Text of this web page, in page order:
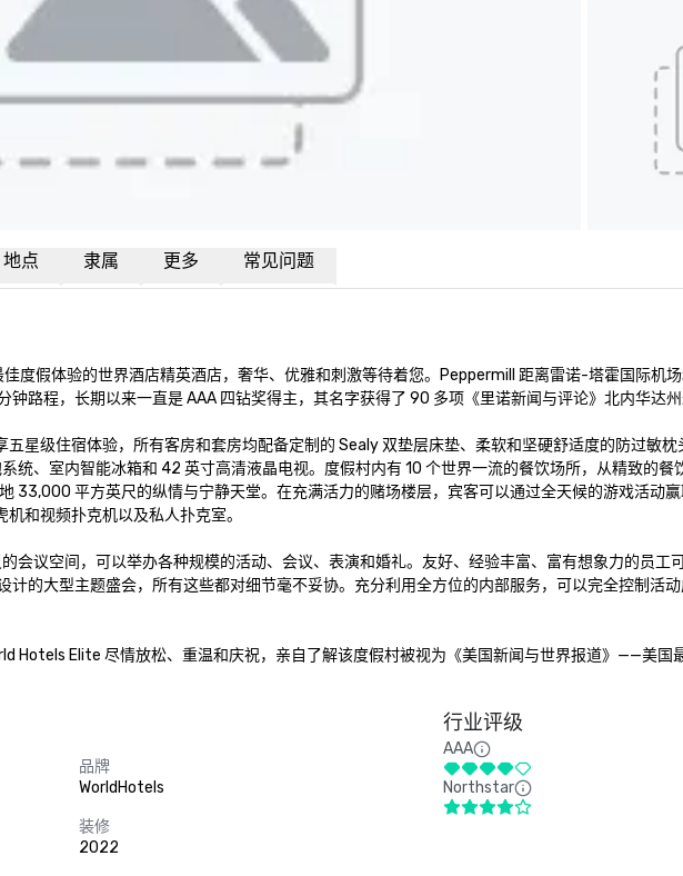
地点 隶属 更多 常见问题
度假体验的世界酒店精英酒店，奢华、优雅和刺激等待着您。Peppermill 距离雷诺-塔霍国际机
路程，长期以来一直是 AAA 四钻奖得主，其名字获得了 90 多项《里诺新闻与评论》北内华达州
五星级住宿体验，所有客房和套房均配备定制的 Sealy 双垫层床垫、柔软和坚硬舒适度的防过敏枕
统、室内智能冰箱和 42 英寸高清液晶电视。度假村内有 10 个世界一流的餐饮场所，从精致的餐
33,000 平方英尺的纵情与宁静天堂。在充满活力的赌场楼层，宾客可以通过全天候的游戏活动
和视频扑克机以及私人扑克室。
会议空间，可以举办各种规模的活动、会议、表演和婚礼。友好、经验丰富、富有想象力的员工
计的大型主题盛会，所有这些都对细节毫不妥协。充分利用全方位的内部服务，可以完全控制活
Hotels Elite 尽情放松、重温和庆祝，亲自了解该度假村被视为《美国新闻与世界报道》——美国
品牌
WorldHotels
装修
2022
行业评级
AAA
Northstar